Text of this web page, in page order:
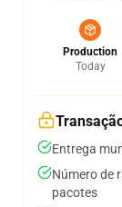
Production
Today
Entrega
Número de
pacotes